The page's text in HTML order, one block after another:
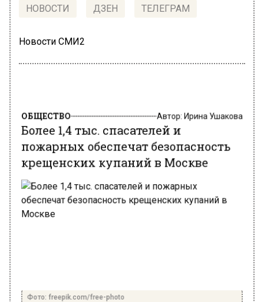
НОВОСТИ ДЗЕН ТЕЛЕГРАМ
Новости СМИ2
Более 1,4 тыс. спасателей и
пожарных обеспечат безопасность
крещенских купаний в Москве